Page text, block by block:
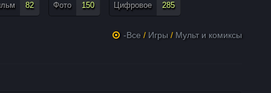
82 Фото 150 Цифровое 285
-Все / Игры / Мульт и комиксы